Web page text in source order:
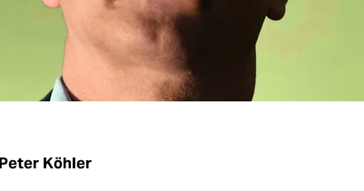
Peter Köhler